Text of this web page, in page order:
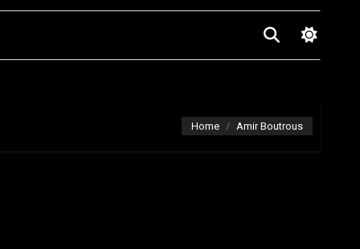
Home Amir Boutrous